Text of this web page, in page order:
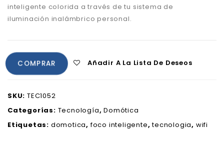
inteligente colorida a través de tu sistema de
iluminación inalámbrico personal.
COMPRAR Añadir A La Lista De Deseos
SKU: TEC1052
Categorías: Tecnología,Domótica
Etiquetas: domotica,foco inteligente,tecnologia, wifi